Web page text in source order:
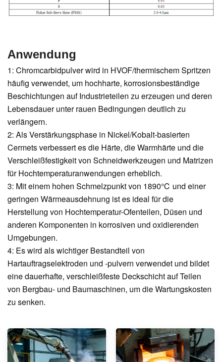
Anwendung
1: Chromcarbidpulver wird in HVOF/thermischem Spritzen
häufig verwendet, um hochharte, korrosionsbeständige
Beschichtungen auf Industrieteilen zu erzeugen und deren
Lebensdauer unter rauen Bedingungen deutlich zu
verlängern.
2: Als Verstärkungsphase in Nickel/Kobalt-basierten
Cermets verbessert es die Härte, die Warmhärte und die
Verschleißfestigkeit von Schneidwerkzeugen und Matrizen
für Hochtemperaturanwendungen erheblich.
3: Mit einem hohen Schmelzpunkt von 1890℃ und einer
geringen Wärmeausdehnung ist es ideal für die
Herstellung von Hochtemperatur-Ofenteilen, Düsen und
anderen Komponenten in korrosiven und oxidierenden
Umgebungen.
4: Es wird als wichtiger Bestandteil von
Hartauftragselektroden und -pulvern verwendet und bildet
eine dauerhafte, verschleißfeste Deckschicht auf Teilen
von Bergbau- und Baumaschinen, um die Wartungskosten
zu senken.